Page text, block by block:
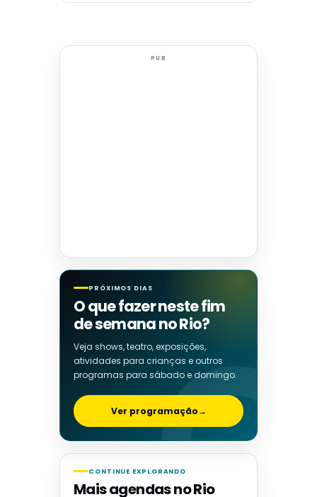
PUB
PRÓXIMOS DIAS
O que fazer neste fim
de semana no Rio?
Veja shows, teatro, exposições,
atividades para crianças e outros
programas para sábado e domingo.
Ver programação→
CONTINUE EXPLORANDO
Mais agendas no Rio